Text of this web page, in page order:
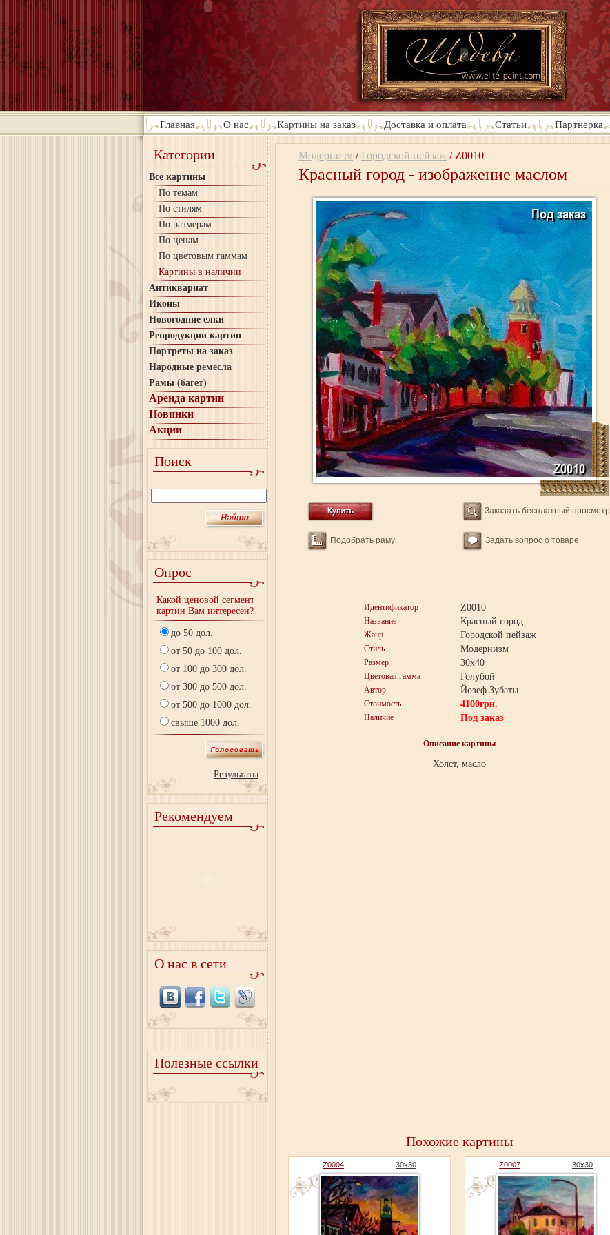
Главная О нас Картины на заказ Доставка и оплата Статьи Партнерка
Категории
Все картины
По темам
По стилям
По размерам
По ценам
По цветовым гаммам
Картины в наличии
Антиквариат
Иконы
Новогодние елки
Репродукции картин
Портреты на заказ
Народные ремесла
Рамы (багет)
Аренда картин
Новинки
Акции
Поиск
Опрос
Какой ценовой сегмент
картин Вам интересен?
до 50 дол.
от 50 до 100 дол.
от 100 до 300 дол.
от 300 до 500 дол.
от 500 до 1000 дол.
свыше 1000 дол.
Результаты
Рекомендуем
О нас в сети
Полезные ссылки
Модернизм / Городской пейзаж / Z0010
Красный город - изображение маслом
Заказать бесплатный просмотр
Подобрать раму Задать вопрос о товаре
Идентификатор Z0010
Название Красный город
Жанр Городской пейзаж
Стиль Модернизм
Размер 30x40
Цветовая гамма Голубой
Автор Йозеф Зубаты
Стоимость 4100грн.
Наличие Под заказ
Описание картины
Холст, масло
Похожие картины
Z0004 30x30 Z0007 30x30